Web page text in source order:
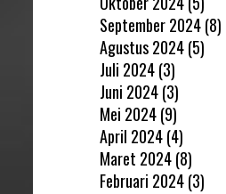
September 2024(8)
Agustus 2024(5)
Juli 2024(3)
Juni 2024(3)
Mei 2024(9)
April 2024(4)
Maret 2024(8)
Februari 2024(3)